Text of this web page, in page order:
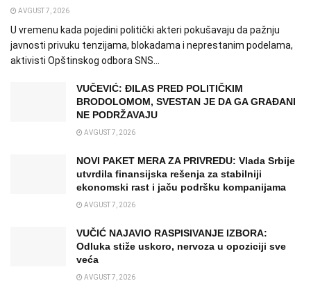
AVGUST 7, 2026
U vremenu kada pojedini politički akteri pokušavaju da pažnju
javnosti privuku tenzijama, blokadama i neprestanim podelama,
aktivisti Opštinskog odbora SNS...
VUČEVIĆ: ĐILAS PRED POLITIČKIM
BRODOLOMOM, SVESTAN JE DA GA GRAĐANI
NE PODRŽAVAJU
AVGUST 7, 2026
NOVI PAKET MERA ZA PRIVREDU: Vlada Srbije
utvrdila finansijska rešenja za stabilniji
ekonomski rast i jaču podršku kompanijama
AVGUST 7, 2026
VUČIĆ NAJAVIO RASPISIVANJE IZBORA:
Odluka stiže uskoro, nervoza u opoziciji sve
veća
AVGUST 7, 2026